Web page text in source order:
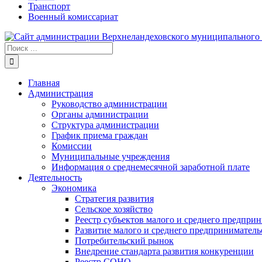
Транспорт
Военный комиссариат
Результат
поиска:
Главная
Администрация
Руководство администрации
Органы администрации
Структура администрации
График приема граждан
Комиссии
Муниципальные учреждения
Информация о среднемесячной заработной плате
Деятельность
Экономика
Стратегия развития
Сельское хозяйство
Реестр субъектов малого и среднего
Развитие малого и среднего
Потребительский рынок
Внедрение стандарта развития конкуренции